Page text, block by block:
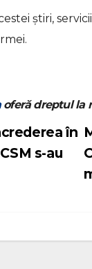
știri,
oferă dreptul la
în
s-au